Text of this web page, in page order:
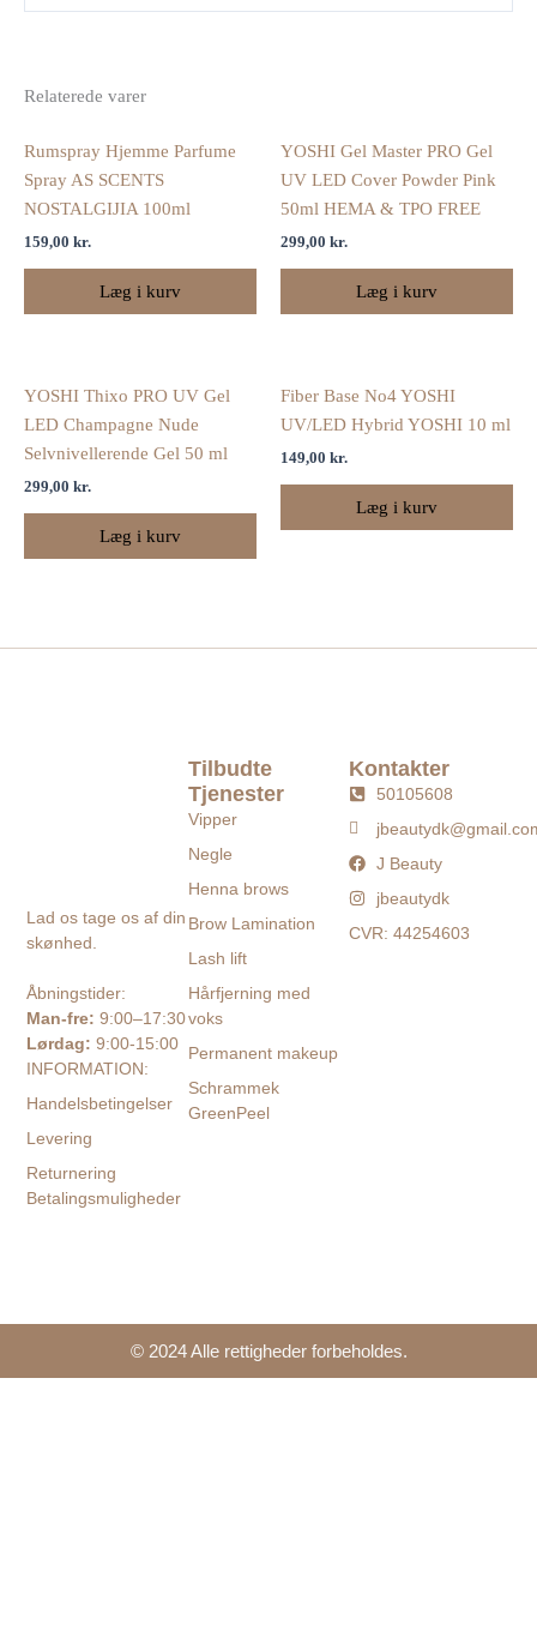
Relaterede varer
Rumspray Hjemme Parfume
Spray AS SCENTS
NOSTALGIJIA 100ml
159,00 kr.
Læg i kurv
YOSHI Gel Master PRO Gel
UV LED Cover Powder Pink
50ml HEMA & TPO FREE
299,00 kr.
Læg i kurv
YOSHI Thixo PRO UV Gel
LED Champagne Nude
Selvnivellerende Gel 50 ml
299,00 kr.
Læg i kurv
Fiber Base No4 YOSHI
UV/LED Hybrid YOSHI 10 ml
149,00 kr.
Læg i kurv
Lad os tage os af din
skønhed.
Åbningstider:
Man-fre:9:00–17:30
Lørdag: 9:00-15:00
INFORMATION:
Handelsbetingelser
Levering
Returnering
Betalingsmuligheder
Tilbudte
Tjenester
Vipper
Negle
Henna brows
Brow Lamination
Lash lift
Hårfjerning med
voks
Permanent makeup
Schrammek
GreenPeel
Kontakter
50105608
J Beauty
jbeautydk
CVR: 44254603
© 2024 Alle rettigheder forbeholdes.